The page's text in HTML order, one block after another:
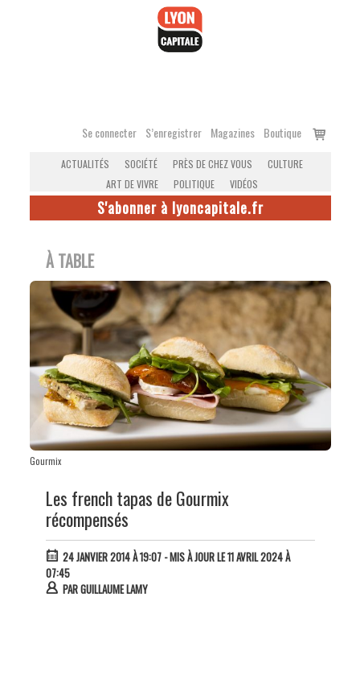
Se connecter S’enregistrer Magazines Boutique
Voir
ACTUALITÉS SOCIÉTÉ PRÈS DE CHEZ VOUS
CULTURE
ART DE VIVRE
POLITIQUE VIDÉOS
S'abonner à lyoncapitale.fr
À TABLE
Gourmix
Les french tapas de Gourmix
récompensés
24 JANVIER 2014 À 19:07- MIS À JOUR LE 11 AVRIL 2024 À
07:45
PARGUILLAUME LAMY